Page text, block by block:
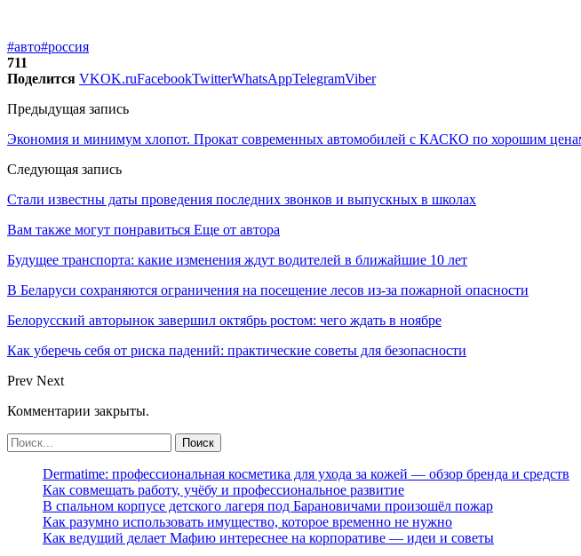
#авто#россия
711
Поделится VKOK.ruFacebookTwitterWhatsAppTelegramViber
Предыдущая запись
Экономия и минимум хлопот. Прокат современных автомобилей с КАСКО по хорошим
Следующая запись
Стали известны даты проведения последних звонков и выпускных в школах
Вам также могут понравиться Еще от автора
Будущее транспорта: какие изменения ждут водителей в ближайшие 10 лет
В Беларуси сохраняются ограничения на посещение лесов из-за пожарной опасности
Белорусский авторынок завершил октябрь ростом: чего ждать в ноябре
Как уберечь себя от риска падений: практические советы для безопасности
Prev Next
Комментарии закрыты.
Dermatime: профессиональная косметика для ухода за кожей — обзор бренда и средств
Как совмещать работу, учёбу и профессиональное развитие
В спальном корпусе детского лагеря под Барановичами произошёл пожар
Как разумно использовать имущество, которое временно не нужно
Как ведущий делает Мафию интереснее на корпоративе — идеи и советы